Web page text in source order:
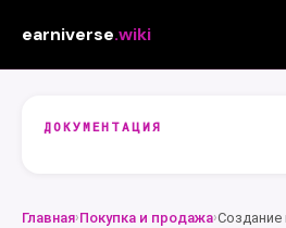
earniverse.wiki
ДОКУМЕНТАЦИЯ
Главная›Покупка и продажа›